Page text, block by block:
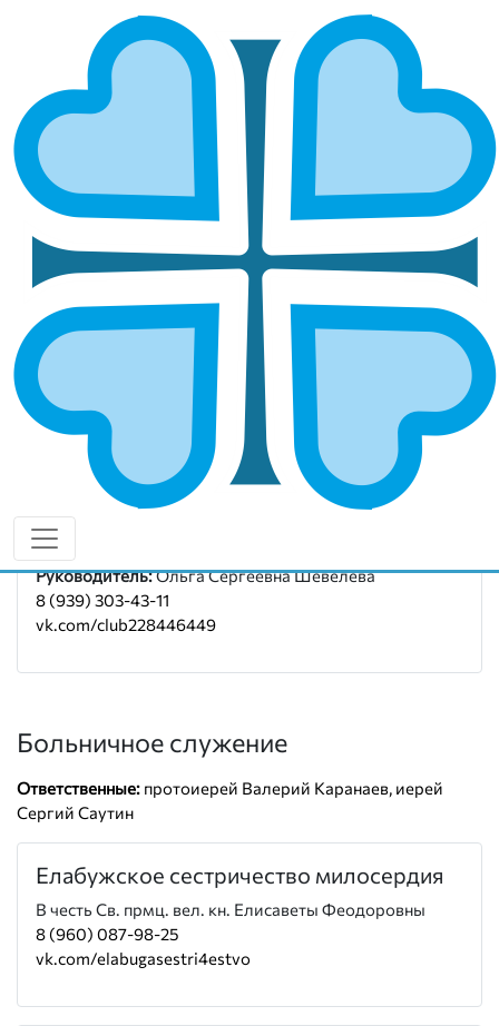
НАБЕРЕЖНО
ЧЕЛНИНСКАЯ И
ЕЛАБУЖСКАЯ
НАБЕРЕЖНОЧЕЛНИНСКАЯ И ЕЛАБУЖСКАЯ
Епархией управляет епископ
Набережночелнинский и Елабужский Гавриил
ОСНОВНЫЕ НАПРАВЛЕНИЯ
РАБОТЫ
Социальное служение
Социальный отдел епархии
Руководитель:Ольга Сергеевна Шевелева
8 (939) 303-43-11
vk.com/club228446449
Больничное служение
Ответственные: протоиерей Валерий Каранаев, иерей
Сергий Саутин
Елабужское сестричество милосердия
В честь Св. прмц. вел. кн. Елисаветы Феодоровны
8 (960) 087-98-25
vk.com/elabugasestri4estvo